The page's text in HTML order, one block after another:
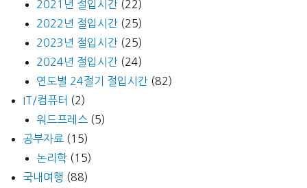
2021년 절입시간 (22)
2022년 절입시간 (25)
2023년 절입시간 (25)
2024년 절입시간 (24)
연도별 24절기 절입시간 (82)
IT/컴퓨터 (2)
워드프레스 (5)
공부자료 (15)
논리학 (15)
국내여행 (88)